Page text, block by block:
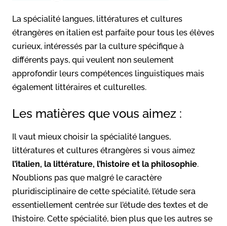
La spécialité langues, littératures et cultures
étrangères en italien est parfaite pour tous les élèves
curieux, intéressés par la culture spécifique à
différents pays, qui veulent non seulement
approfondir leurs compétences linguistiques mais
également littéraires et culturelles.
Les matières que vous aimez :
Il vaut mieux choisir la spécialité langues,
littératures et cultures étrangères si vous aimez
l’italien, la littérature, l’histoire et la philosophie.
N’oublions pas que malgré le caractère
pluridisciplinaire de cette spécialité, l’étude sera
essentiellement centrée sur l’étude des textes et de
l’histoire. Cette spécialité, bien plus que les autres se